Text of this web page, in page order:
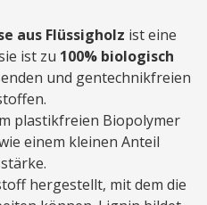
aus Flüssigholz ist eine
ist zu 100% biologisch
und gentechnikfreien
plastikfreien Biopolymer
einem kleinen Anteil
hergestellt, mit dem die